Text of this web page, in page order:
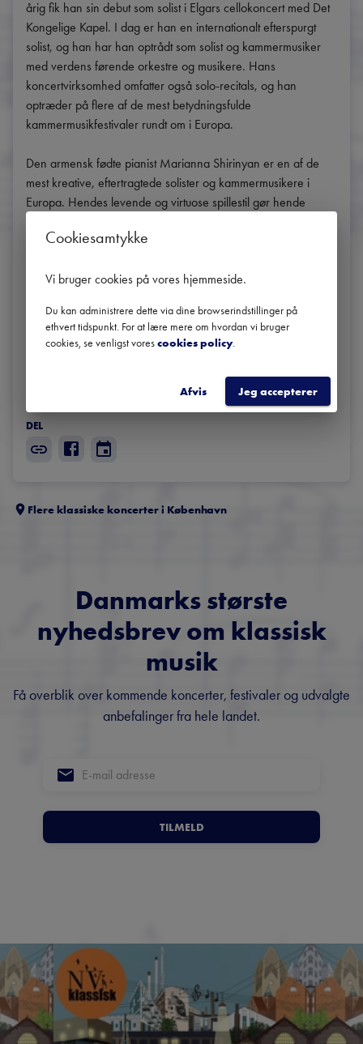
årig fik han sin debut som solist i Elgars cellokoncert med Det
Kongelige Kapel. I dag er han en internationalt efterspurgt
solist, og han har han optrådt som solist og kammermusiker
med verdens førende orkestre og musikere. Hans
koncertvirksomhed omfatter også solo-recitals, og han
optræder på flere af de mest betydningsfulde
kammermusikfestivaler rundt om i Europa.
Den armensk fødte pianist Marianna Shirinyan er en af de
mest kreative, eftertragtede solister og kammermusikere i
Europa. Hendes levende og virtuose spillestil gør hende
med stor følsomhed, forståelse og teknisk kunnen og har et
internationale festivaler, bl.a. Schleswig-Holstein
Sommermusikfestival, Festspillene i Bergen, samt Stavanger,
Risør, Oxford International Chamber Music Festivals m.fl.
Medvirkende: Andreas Brantelid, cello, Marianna Shirinyan,
DEL
Flere klassiske koncerter i København
Danmarks største
nyhedsbrev om klassisk
musik
Få overblik over kommende koncerter, festivaler og udvalgte
anbefalinger fra hele landet.
TILMELD
Cookiesamtykke
Vi bruger cookies på vores hjemmeside.
Du kan administrere dette via dine browserindstillinger på
ethvert tidspunkt. For at lære mere om hvordan vi bruger
cookies, se venligst vorescookies policy.
Afvis Jeg accepterer